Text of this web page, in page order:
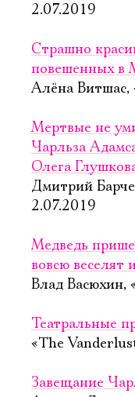
2.07.2019
Страшно
повешенных в
Алёна Витшас,
Мертвые не
Чарльза
Олега
Дмитрий
2.07.2019
Медведь
вовсю веселят
Влад Васюхин,
Театральные
«The
Завещание